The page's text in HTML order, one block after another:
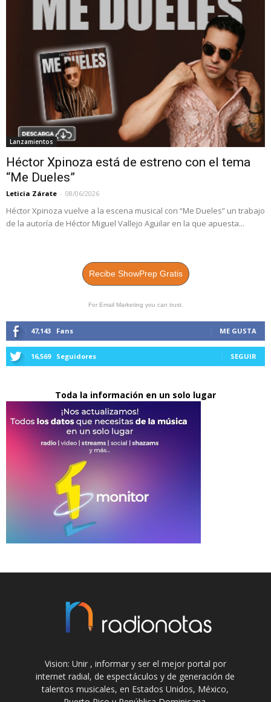
Lanzamientos
Héctor Xpinoza está de estreno con el tema
“Me Dueles”
Leticia Zárate - 08/06/2026
Héctor Xpinoza vuelve a la escena musical con “Me Dueles” un trabajo
de la autoría de Héctor Miguel Vallejo Aguilar en la que apuesta...
Recibe ShowPrep Gratis
For Email Marketing you can trust.
47,143 Fans ME GUSTA
16,569 Seguidores SEGUIR
Toda la información en un solo lugar
Vision: Unir , informar y ser el mejor portal por
internet radial, de espectáculos y de generación de
talentos musicales, en Estados Unidos, México,